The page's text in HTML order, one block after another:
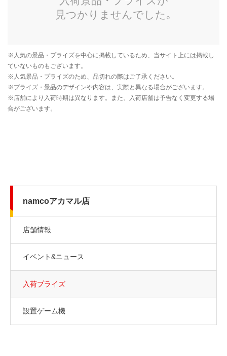
namcoアカマル店
店舗情報
イベント&ニュース
入荷プライズ
設置ゲーム機